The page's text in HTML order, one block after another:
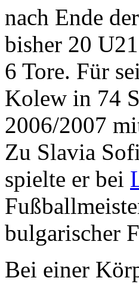
nach Ende
bisher 20
6 Tore. Für
Kolew in 74
2006/2007
Zu Slavia
spielte er bei
bulgarischer
Bei einer